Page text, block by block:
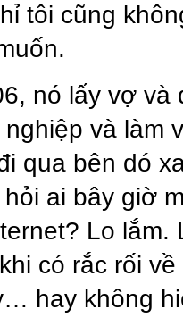
tôi cũng
nó lấy vợ và
nghiệp và làm
qua bên dó
ai bây giờ
Lo lắm.
có rắc rối
hay không